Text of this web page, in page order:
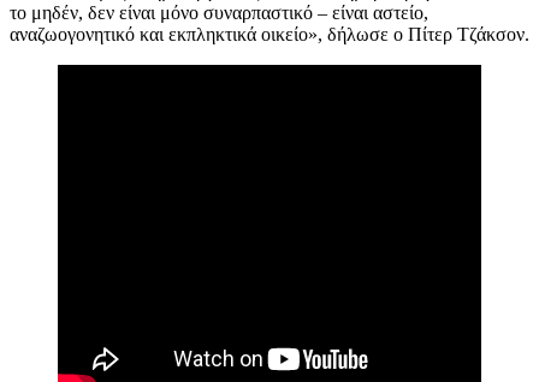
το μηδέν, δεν είναι μόνο συναρπαστικό – είναι αστείο,
αναζωογονητικό και εκπληκτικά οικείο», δήλωσε ο Πίτερ Τζάκσον.